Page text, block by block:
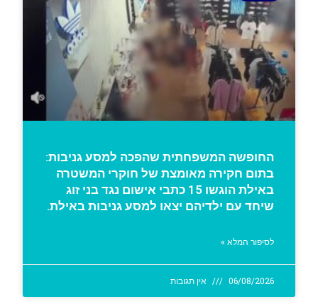
החופשה המשפחתית שהפכה למסע גניבות:
בתום חקירה מאומצת של חוקרי המשטרה
באילת הוגשו 15 כתבי אישום נגד בני זוג
שיחד עם ילדיהם יצאו למסע גניבות באילת.
לסיפור המלא »
06/08/2026 אין תגובות